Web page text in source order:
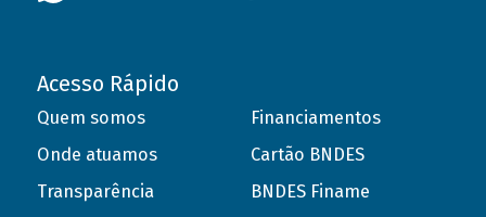
Acesso Rápido
Quem somos
Onde atuamos
Transparência
Financiamentos
Cartão BNDES
BNDES Finame